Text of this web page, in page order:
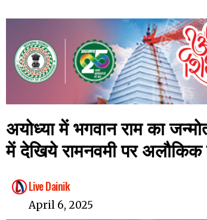
अयोध्या में भगवान राम का
में देखिये रामनवमी पर अलौकिक
Live Dainik
April 6, 2025